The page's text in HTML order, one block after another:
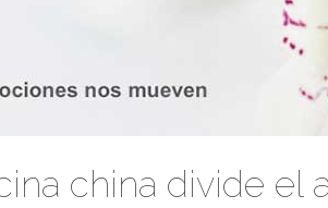
china divide el